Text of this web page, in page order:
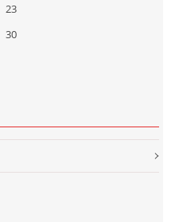
23
30